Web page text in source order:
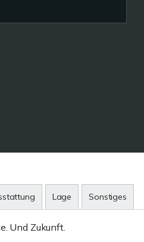
Lage Sonstiges
Und Zukunft.